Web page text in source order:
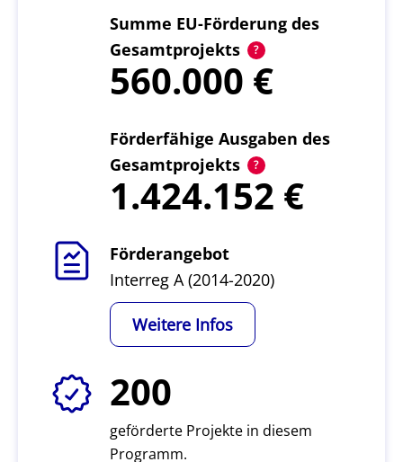
Summe EU-Förderung des
Gesamtprojekts
560.000
Förderfähige Ausgaben des
Gesamtprojekts
1.424.152
Förderangebot
Interreg A (2014-2020)
Weitere Infos
200
geförderte Projekte in diesem
Programm.